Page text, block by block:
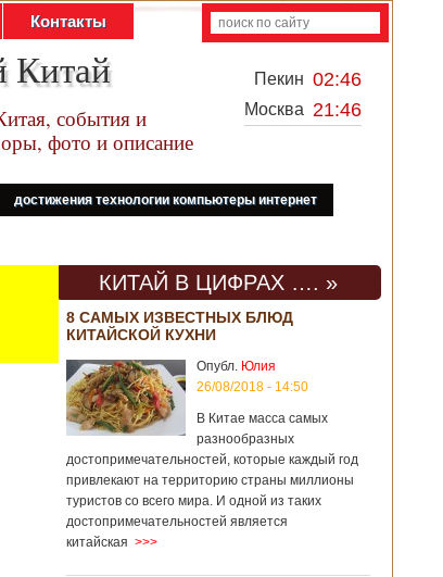
Контакты
Китай
события и
фото и описание
Пекин 02:46
Москва 21:46
достижения технологии компьютеры интернет
КИТАЙ В ЦИФРАХ …. »
8 САМЫХ ИЗВЕСТНЫХ БЛЮД
КИТАЙСКОЙ КУХНИ
Опубл. Юлия
26/08/2018 - 14:50
В Китае масса самых
разнообразных
достопримечательностей, которые каждый год
привлекают на территорию страны миллионы
туристов со всего мира. И одной из таких
достопримечательностей является
китайская >>>